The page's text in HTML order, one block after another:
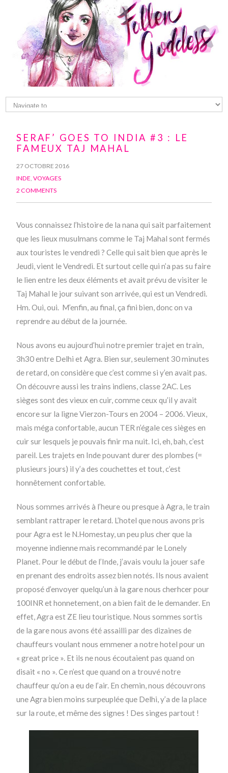
SERAF’ GOES TO INDIA #3 : LE
FAMEUX TAJ MAHAL
27 OCTOBRE 2016
INDE,VOYAGES
2 COMMENTS
Vous connaissez l’histoire de la nana qui sait parfaitement
que les lieux musulmans comme le Taj Mahal sont fermés
aux touristes le vendredi ? Celle qui sait bien que après le
Jeudi, vient le Vendredi. Et surtout celle qui n’a pas su faire
le lien entre les deux éléments et avait prévu de visiter le
Taj Mahal le jour suivant son arrivée, qui est un Vendredi.
Hm. Oui, oui. M’enfin, au final, ça fini bien, donc on va
reprendre au début de la journée.
Nous avons eu aujourd’hui notre premier trajet en train,
3h30 entre Delhi et Agra. Bien sur, seulement 30 minutes
de retard, on considère que c’est comme si y’en avait pas.
On découvre aussi les trains indiens, classe 2AC. Les
sièges sont des vieux en cuir, comme ceux qu’il y avait
encore sur la ligne Vierzon-Tours en 2004 – 2006. Vieux,
mais méga confortable, aucun TER n’égale ces sièges en
cuir sur lesquels je pouvais finir ma nuit. Ici, eh, bah, c’est
pareil. Les trajets en Inde pouvant durer des plombes (=
plusieurs jours) il y’a des couchettes et tout, c’est
honnêtement confortable.
Nous sommes arrivés à l’heure ou presque à Agra, le train
semblant rattraper le retard. L’hotel que nous avons pris
pour Agra est le N.Homestay, un peu plus cher que la
moyenne indienne mais recommandé par le Lonely
Planet. Pour le début de l’Inde, j’avais voulu la jouer safe
en prenant des endroits assez bien notés. Ils nous avaient
proposé d’envoyer quelqu’un à la gare nous cherhcer pour
100INR et honnetement, on a bien fait de le demander. En
effet, Agra est ZE lieu touristique. Nous sommes sortis
de la gare nous avons été assailli par des dizaines de
chauffeurs voulant nous emmener a notre hotel pour un
« great price ». Et ils ne nous écoutaient pas quand on
disait « no ». Ce n’est que quand on a trouvé notre
chauffeur qu’on a eu de l’air. En chemin, nous découvrons
une Agra bien moins surpeuplée que Delhi, y’a de la place
sur la route, et même des signes ! Des singes partout !